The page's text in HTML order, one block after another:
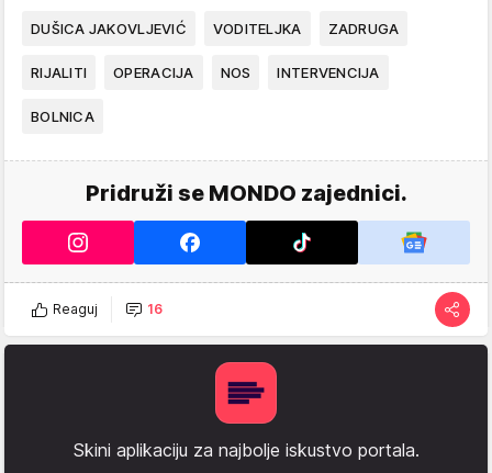
DUŠICA JAKOVLJEVIĆ VODITELJKA ZADRUGA
RIJALITI OPERACIJA NOS INTERVENCIJA
BOLNICA
Pridruži se MONDO zajednici.
Reaguj 16
Skini aplikaciju za najbolje iskustvo portala.